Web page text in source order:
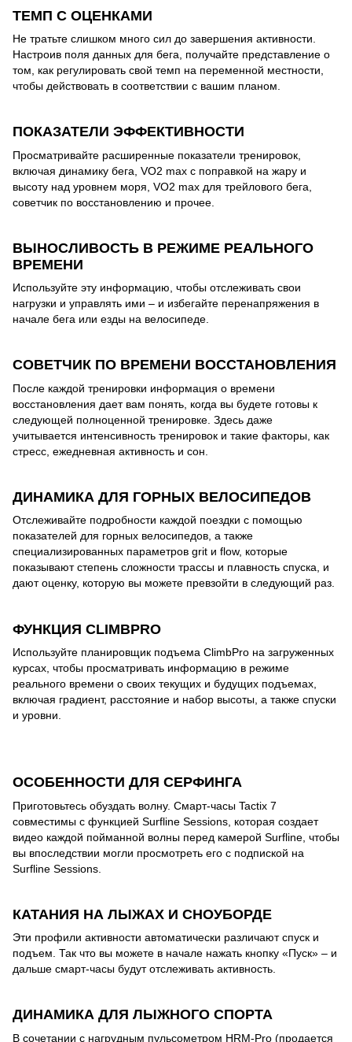
ТЕМП С ОЦЕНКАМИ
Не тратьте слишком много сил до завершения активности.
Настроив поля данных для бега, получайте представление о
том, как регулировать свой темп на переменной местности,
чтобы действовать в соответствии с вашим планом.
ПОКАЗАТЕЛИ ЭФФЕКТИВНОСТИ
Просматривайте расширенные показатели тренировок,
включая динамику бега, VO2 max с поправкой на жару и
высоту над уровнем моря, VO2 max для трейлового бега,
советчик по восстановлению и прочее.
ВЫНОСЛИВОСТЬ В РЕЖИМЕ РЕАЛЬНОГО
ВРЕМЕНИ
Используйте эту информацию, чтобы отслеживать свои
нагрузки и управлять ими – и избегайте перенапряжения в
начале бега или езды на велосипеде.
СОВЕТЧИК ПО ВРЕМЕНИ ВОССТАНОВЛЕНИЯ
После каждой тренировки информация о времени
восстановления дает вам понять, когда вы будете готовы к
следующей полноценной тренировке. Здесь даже
учитывается интенсивность тренировок и такие факторы, как
стресс, ежедневная активность и сон.
ДИНАМИКА ДЛЯ ГОРНЫХ ВЕЛОСИПЕДОВ
Отслеживайте подробности каждой поездки с помощью
показателей для горных велосипедов, а также
специализированных параметров grit и flow, которые
показывают степень сложности трассы и плавность спуска, и
дают оценку, которую вы можете превзойти в следующий раз.
ФУНКЦИЯ CLIMBPRO
Используйте планировщик подъема ClimbPro на загруженных
курсах, чтобы просматривать информацию в режиме
реального времени о своих текущих и будущих подъемах,
включая градиент, расстояние и набор высоты, а также спуски
и уровни.
ОСОБЕННОСТИ ДЛЯ СЕРФИНГА
Приготовьтесь обуздать волну. Смарт-часы Tactix 7
совместимы с функцией Surfline Sessions, которая создает
видео каждой пойманной волны перед камерой Surfline, чтобы
вы впоследствии могли просмотреть его с подпиской на
Surfline Sessions.
КАТАНИЯ НА ЛЫЖАХ И СНОУБОРДЕ
Эти профили активности автоматически различают спуск и
подъем. Так что вы можете в начале нажать кнопку «Пуск» – и
дальше смарт-часы будут отслеживать активность.
ДИНАМИКА ДЛЯ ЛЫЖНОГО СПОРТА
В сочетании с нагрудным пульсометром HRM-Pro (продается